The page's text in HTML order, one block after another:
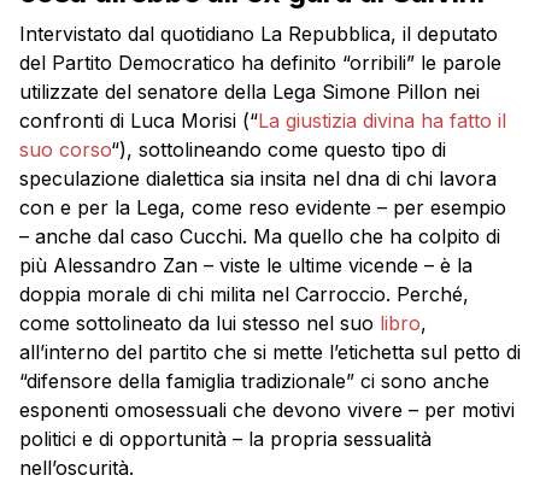
Intervistato dal quotidiano La Repubblica, il deputato
del Partito Democratico ha definito “orribili” le parole
utilizzate del senatore della Lega Simone Pillon nei
confronti di Luca Morisi (“La giustizia divina ha fatto il
suo corso“), sottolineando come questo tipo di
speculazione dialettica sia insita nel dna di chi lavora
con e per la Lega, come reso evidente – per esempio
– anche dal caso Cucchi. Ma quello che ha colpito di
più Alessandro Zan – viste le ultime vicende – è la
doppia morale di chi milita nel Carroccio. Perché,
come sottolineato da lui stesso nel suo libro,
all’interno del partito che si mette l’etichetta sul petto di
“difensore della famiglia tradizionale” ci sono anche
esponenti omosessuali che devono vivere – per motivi
politici e di opportunità – la propria sessualità
nell’oscurità.